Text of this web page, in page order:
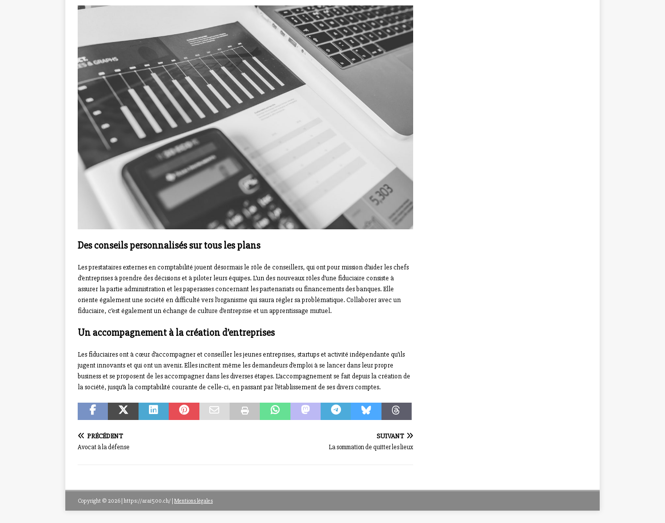
Des conseils personnalisés sur tous les plans
Les prestataires externes en comptabilité jouent désormais le rôle de conseillers, qui ont pour mission d’aider les chefs
d’entreprises à prendre des décisions et à piloter leurs équipes. L’un des nouveaux rôles d’une fiduciaire consiste à
assurer la partie administration et les paperasses concernant les partenariats ou financements des banques. Elle
oriente également une société en difficulté vers l’organisme qui saura régler sa problématique. Collaborer avec un
fiduciaire, c’est également un échange de culture d’entreprise et un apprentissage mutuel.
Un accompagnement à la création d’entreprises
Les fiduciaires ont à cœur d’accompagner et conseiller les jeunes entreprises, startups et activité indépendante qu’ils
jugent innovants et qui ont un avenir. Elles incitent même les demandeurs d’emploi à se lancer dans leur propre
business et se proposent de les accompagner dans les diverses étapes. L’accompagnement se fait depuis la création de
la société, jusqu’à la comptabilité courante de celle-ci, en passant par l’établissement de ses divers comptes.
PRÉCÉDENT
Avocat à la défense
SUIVANT
La sommation de quitter les lieux
Copyright © 2026 | https://arai500.ch/ | Mentions légales